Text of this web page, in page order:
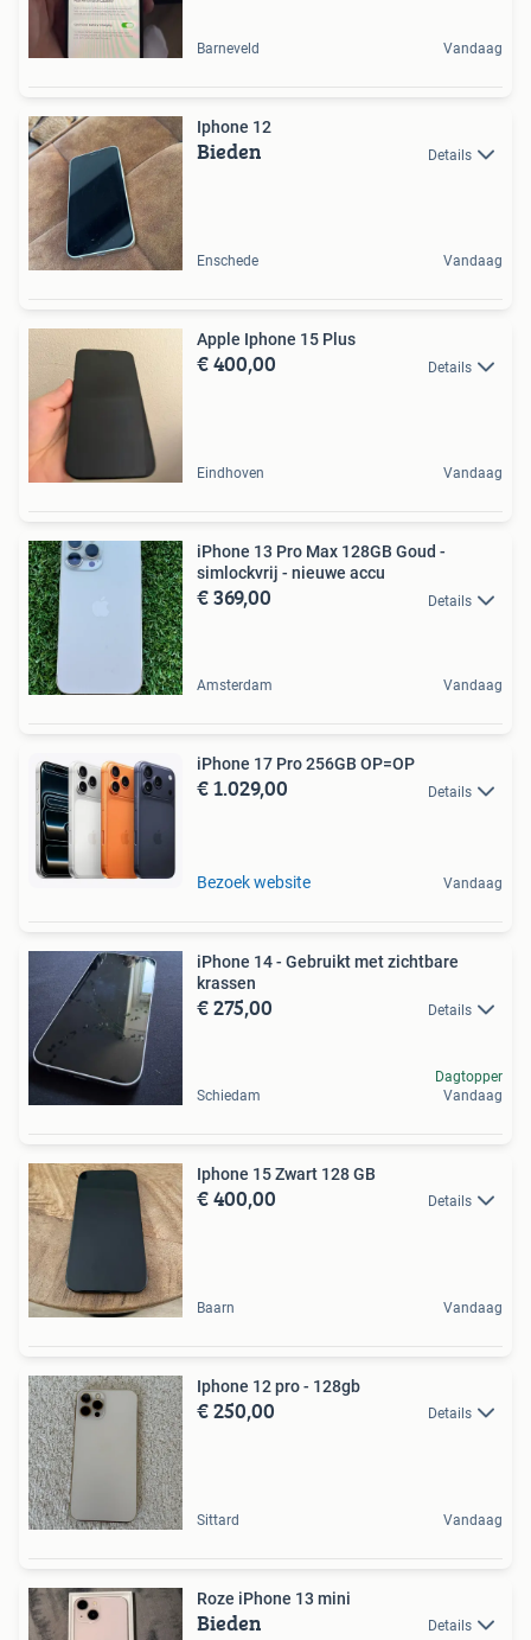
Barneveld Vandaag
Iphone 12
Bieden Details
Enschede Vandaag
Apple Iphone 15 Plus
€ 400,00 Details
Eindhoven Vandaag
iPhone 13 Pro Max 128GB Goud -
simlockvrij - nieuwe accu
€ 369,00 Details
Amsterdam Vandaag
iPhone 17 Pro 256GB OP=OP
€ 1.029,00 Details
Bezoek website Vandaag
iPhone 14 - Gebruikt met zichtbare
krassen
€ 275,00 Details
Schiedam
Dagtopper
Vandaag
Iphone 15 Zwart 128 GB
€ 400,00 Details
Baarn Vandaag
Iphone 12 pro - 128gb
€ 250,00 Details
Sittard Vandaag
Roze iPhone 13 mini
Bieden Details